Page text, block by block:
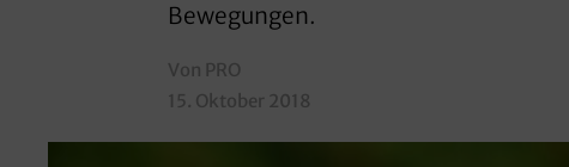
Bewegungen.
Von PRO
15. Oktober 2018